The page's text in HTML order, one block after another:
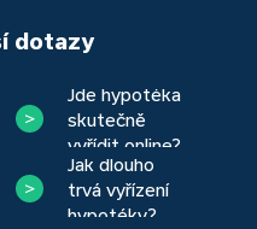
dotazy
Jde hypotéka
skutečně
vyřídit online?
Jak dlouho
trvá vyřízení
hypotéky?